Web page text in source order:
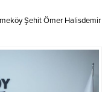
Şehit Ömer Halisdemir